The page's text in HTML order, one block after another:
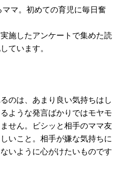
マ。初めての育児に毎日奮
施したアンケートで集めた読
ています。
のは、あまり良い気持ちはし
ような発言ばかりではモヤモ
せん。ビシッと相手のママ友
いこと。相手が嫌な気持ちに
いように心がけたいものです